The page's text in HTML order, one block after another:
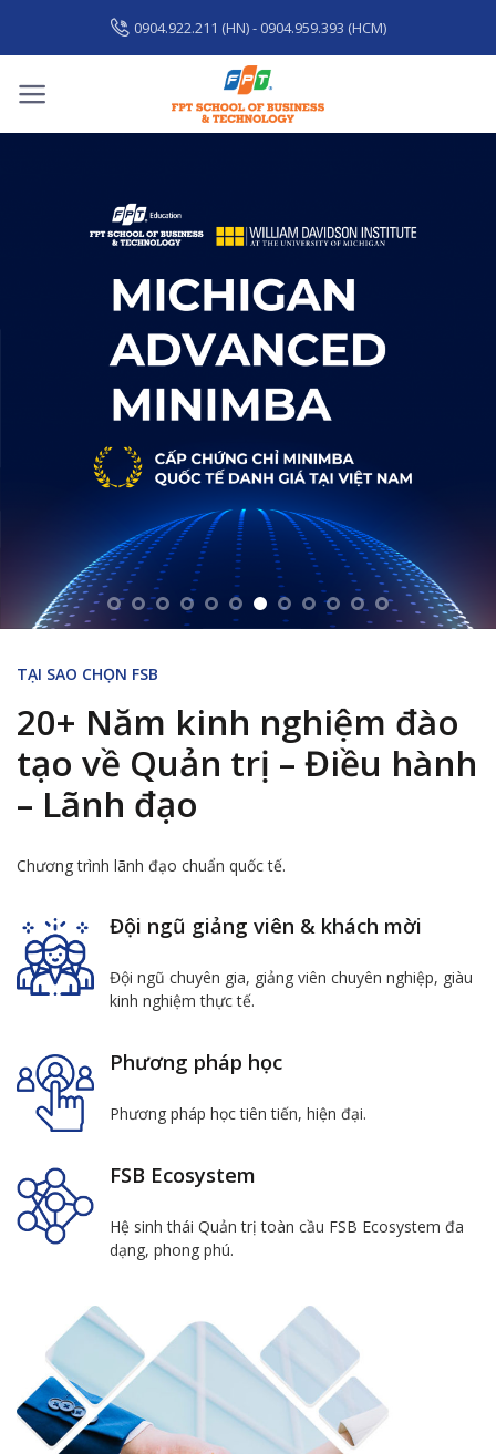
content
0904.922.211 (HN) - 0904.959.393 (HCM)
TẠI SAO CHỌN FSB
20+ Năm kinh nghiệm đào
tạo về Quản trị – Điều hành
– Lãnh đạo
Chương trình lãnh đạo chuẩn quốc tế.
Đội ngũ giảng viên & khách mời
Đội ngũ chuyên gia, giảng viên chuyên nghiệp, giàu
kinh nghiệm thực tế.
Phương pháp học
Phương pháp học tiên tiến, hiện đại.
FSB Ecosystem
Hệ sinh thái Quản trị toàn cầu FSB Ecosystem đa
dạng, phong phú.